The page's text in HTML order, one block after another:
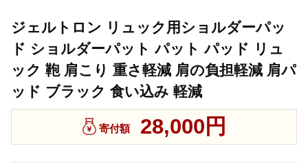
ジェルトロン リュック用ショルダーパッ
ド ショルダーパット パット パッド リュ
ック 鞄 肩こり 重さ軽減 肩の負担軽減 肩パ
ッド ブラック 食い込み 軽減
寄付額 28,000円